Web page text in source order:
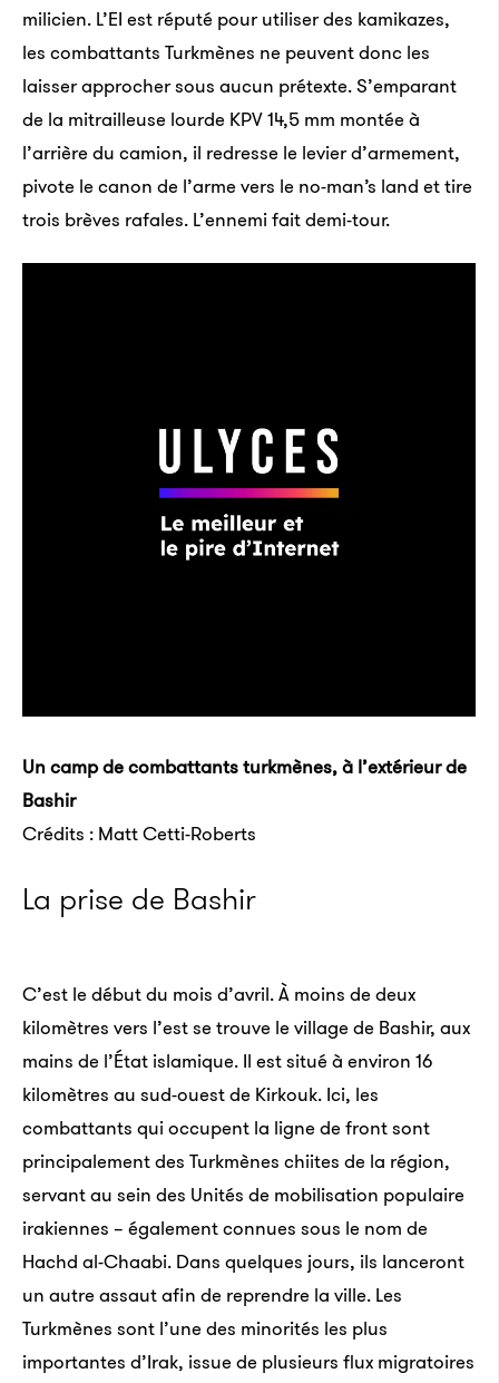
milicien. L’EI est réputé pour utiliser des kamikazes,
les combattants Turkmènes ne peuvent donc les
laisser approcher sous aucun prétexte. S’emparant
de la mitrailleuse lourde KPV 14,5 mm montée à
l’arrière du camion, il redresse le levier d’armement,
pivote le canon de l’arme vers le no-man’s land et tire
trois brèves rafales. L’ennemi fait demi-tour.
Un camp de combattants turkmènes, à l’extérieur de
Bashir
Crédits : Matt Cetti-Roberts
La prise de Bashir
C’est le début du mois d’avril. À moins de deux
kilomètres vers l’est se trouve le village de Bashir, aux
mains de l’État islamique. Il est situé à environ 16
kilomètres au sud-ouest de Kirkouk. Ici, les
combattants qui occupent la ligne de front sont
principalement des Turkmènes chiites de la région,
servant au sein des Unités de mobilisation populaire
irakiennes – également connues sous le nom de
Hachd al-Chaabi. Dans quelques jours, ils lanceront
un autre assaut afin de reprendre la ville. Les
Turkmènes sont l’une des minorités les plus
importantes d’Irak, issue de plusieurs flux migratoires